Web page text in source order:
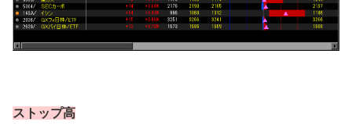
ストップ高